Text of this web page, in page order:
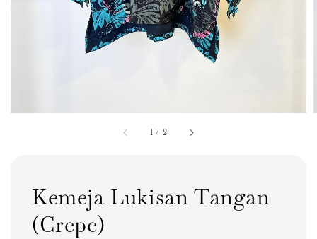
1 / 2
Kemeja Lukisan Tangan
(Crepe)